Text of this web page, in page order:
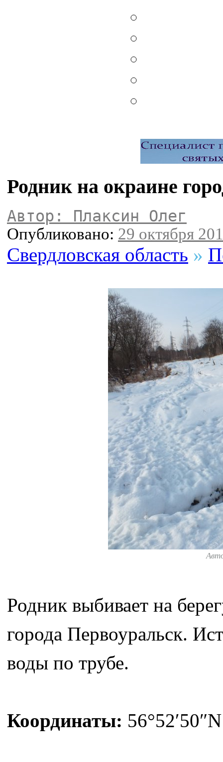
Родник на окраине
Автор: Плаксин Олег
Опубликовано: 29 октября
Свердловская область »
Родник выбивает на
города Первоуральск.
воды по трубе.
Координаты: